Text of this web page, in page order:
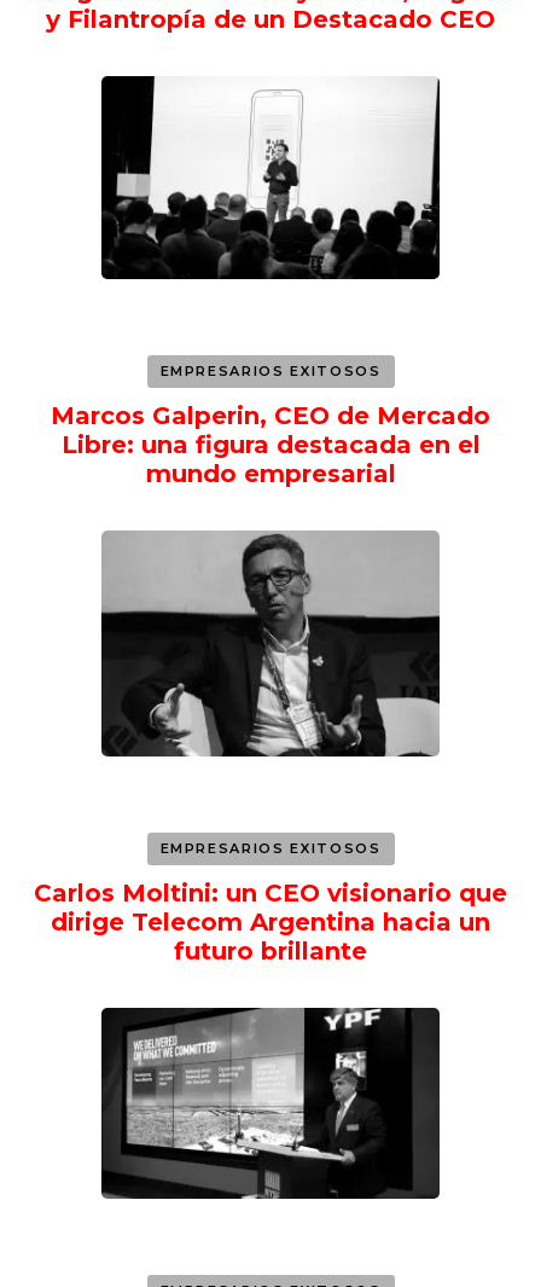
y Filantropía de un Destacado CEO
EMPRESARIOS EXITOSOS
Marcos Galperin, CEO de Mercado
Libre: una figura destacada en el
mundo empresarial
EMPRESARIOS EXITOSOS
Carlos Moltini: un CEO visionario que
dirige Telecom Argentina hacia un
futuro brillante